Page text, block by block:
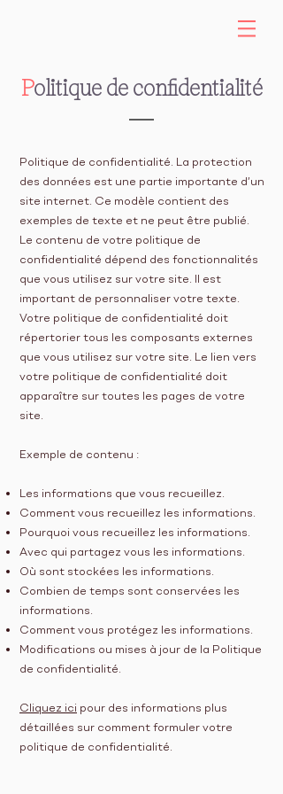
Politique de confidentialité
Politique de confidentialité. La protection
des données est une partie importante d’un
site internet. Ce modèle contient des
exemples de texte et ne peut être publié.
Le contenu de votre politique de
confidentialité dépend des fonctionnalités
que vous utilisez sur votre site. Il est
important de personnaliser votre texte.
Votre politique de confidentialité doit
répertorier tous les composants externes
que vous utilisez sur votre site. Le lien vers
votre politique de confidentialité doit
apparaître sur toutes les pages de votre
site.
Exemple de contenu :
Les informations que vous recueillez.
Comment vous recueillez les informations.
Pourquoi vous recueillez les informations.
Avec qui partagez vous les informations.
Où sont stockées les informations.
Combien de temps sont conservées les
informations.
Comment vous protégez les informations.
Modifications ou mises à jour de la Politique
de confidentialité.
Cliquez ici pour des informations plus
détaillées sur comment formuler votre
politique de confidentialité.